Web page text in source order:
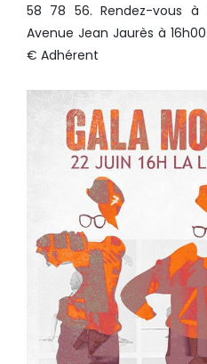
58 78 56. Rendez-vous
Avenue Jean Jaurès à
€ Adhérent